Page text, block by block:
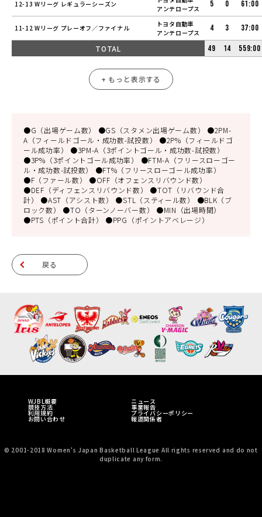
12-13 Wリーグ レギュラーシーズン
アンテロープス
5 0 61:00
11-12 Wリーグ プレーオフ／ファイナル
トヨタ自動車
アンテロープス
4 3 37:00
TOTAL 49 14 559:00
+ もっと表示する
●G（出場ゲーム数） ●GS（スタメン出場ゲーム数） ●2PM-
A（フィールドゴール・成功数-試投数） ●2P%（フィールドゴ
ール成功率） ●3PM-A（3ポイントゴール・成功数-試投数）
●3P%（3ポイントゴール成功率） ●FTM-A（フリースローゴー
ル・成功数-試投数） ●FT%（フリースローゴール成功率）
●F（ファール数） ●OFF（オフェンスリバウンド数）
●DEF（ディフェンスリバウンド数） ●TOT（リバウンド合
計） ●AST（アシスト数） ●STL（スティール数） ●BLK（ブ
ロック数） ●TO（ターンノーバー数） ●MIN（出場時間）
●PTS（ポイント合計） ●PPG（ポイントアベレージ）
戻る
WJBL概要 ニュース
競技方法 事業報告
利用規約 プライバシーポリシー
お問い合わせ 報道関係者
© 2001-2018 Women's Japan Basketball League All rights reserved and do not
duplicate any form.